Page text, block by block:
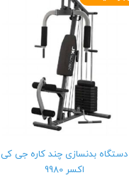
دستگاه بدنسازی چند کاره جی کی
اکسر 9980